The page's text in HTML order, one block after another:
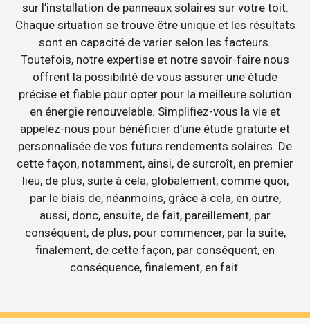
sur l’installation de panneaux solaires sur votre toit.
Chaque situation se trouve être unique et les résultats
sont en capacité de varier selon les facteurs.
Toutefois, notre expertise et notre savoir-faire nous
offrent la possibilité de vous assurer une étude
précise et fiable pour opter pour la meilleure solution
en énergie renouvelable. Simplifiez-vous la vie et
appelez-nous pour bénéficier d’une étude gratuite et
personnalisée de vos futurs rendements solaires. De
cette façon, notamment, ainsi, de surcroît, en premier
lieu, de plus, suite à cela, globalement, comme quoi,
par le biais de, néanmoins, grâce à cela, en outre,
aussi, donc, ensuite, de fait, pareillement, par
conséquent, de plus, pour commencer, par la suite,
finalement, de cette façon, par conséquent, en
conséquence, finalement, en fait.